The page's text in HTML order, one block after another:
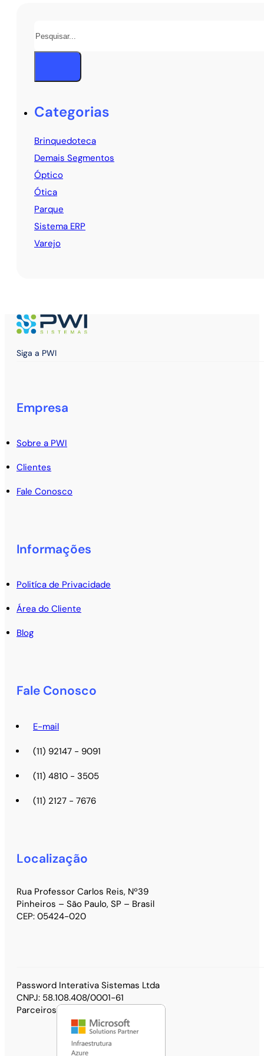
Categorias
Brinquedoteca
Demais Segmentos
Óptico
Ótica
Parque
Sistema ERP
Varejo
Siga a PWI
Empresa
Sobre a PWI
Clientes
Fale Conosco
Informações
Politíca de Privacidade
Área do Cliente
Blog
Fale Conosco
E-mail
(11) 92147 - 9091
(11) 4810 - 3505
(11) 2127 - 7676
Localização
Rua Professor Carlos Reis, Nº39
Pinheiros – São Paulo, SP – Brasil
CEP: 05424-020
Password Interativa Sistemas Ltda
CNPJ: 58.108.408/0001-61
Parceiros